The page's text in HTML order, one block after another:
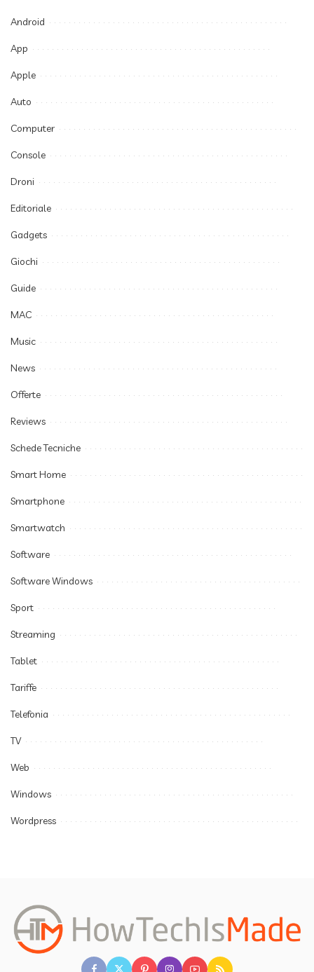
Android
App
Apple
Auto
Computer
Console
Droni
Editoriale
Gadgets
Giochi
Guide
MAC
Music
News
Offerte
Reviews
Schede Tecniche
Smart Home
Smartphone
Smartwatch
Software
Software Windows
Sport
Streaming
Tablet
Tariffe
Telefonia
TV
Web
Windows
Wordpress